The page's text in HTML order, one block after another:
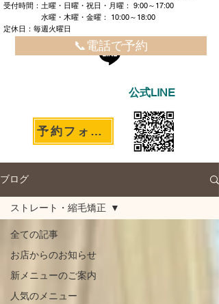
​ ​受付時間：土曜・日曜・祝日・月曜： 9:00～17:00
水曜・木曜・金曜： 10:00～18:00
定休日：毎週火曜日
📞電話で予約
公式LINE
予約フォームへ
ブログ
全ての記事
お店からのお知らせ
新メニューのご案内
人気のメニュー
ストレート・縮毛矯正